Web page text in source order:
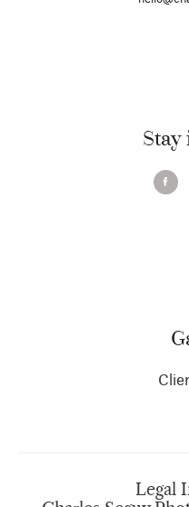
Stay
Legal